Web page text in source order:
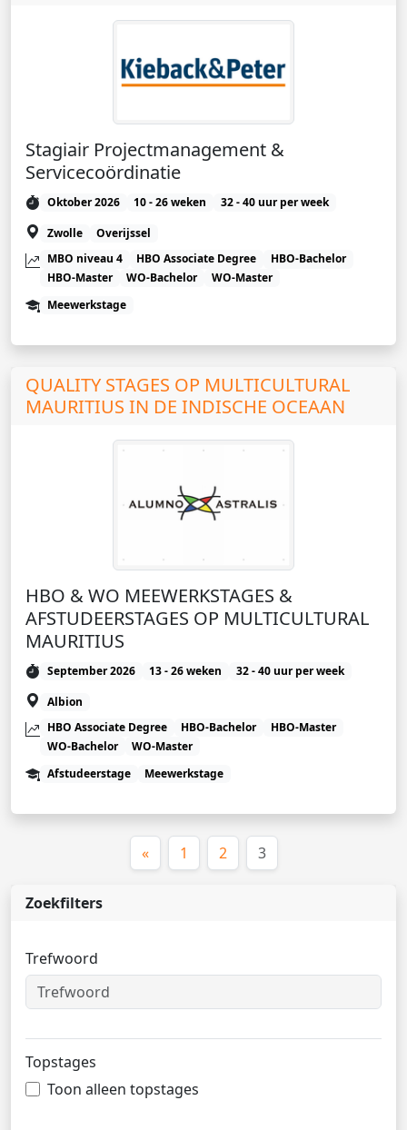
Zoekfilters
Trefwoord
Topstages
Toon alleen topstages
Stagiair Projectmanagement &
Servicecoördinatie
Oktober 2026 10 - 26 weken
32 - 40 uur per week
Zwolle
Overijssel
MBO niveau 4
HBO Associate Degree
HBO-Bachelor
HBO-Master
WO-Bachelor
WO-Master
Meewerkstage
QUALITY STAGES OP MULTICULTURAL
MAURITIUS IN DE INDISCHE OCEAAN
HBO & WO MEEWERKSTAGES &
AFSTUDEERSTAGES OP MULTICULTURAL
MAURITIUS
September 2026 13 - 26 weken
32 - 40 uur per week
Albion
HBO Associate Degree
HBO-Bachelor
HBO-Master
WO-Bachelor
WO-Master
Afstudeerstage
Meewerkstage
« 1 2 3(huidige)